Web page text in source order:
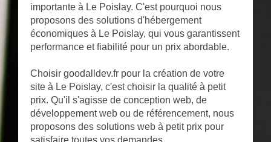
importante à Le Poislay. C'est pourquoi nous
proposons des solutions d'hébergement
économiques à Le Poislay, qui vous garantissent
performance et fiabilité pour un prix abordable.
Choisir goodalldev.fr pour la création de votre
site à Le Poislay, c'est choisir la qualité à petit
prix. Qu'il s'agisse de conception web, de
développement web ou de référencement, nous
proposons des solutions web à petit prix pour